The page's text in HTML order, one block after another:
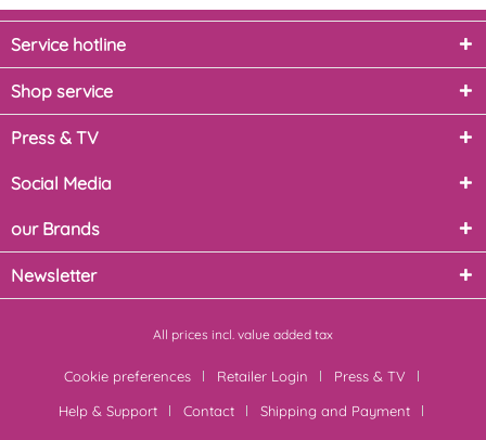
Service hotline
Shop service
Press & TV
Social Media
our Brands
Newsletter
All prices incl. value added tax
Cookie preferences Retailer Login
Press & TV
Help & Support
Contact
Shipping and Payment